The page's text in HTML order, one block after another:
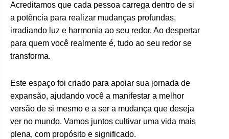
Acreditamos que cada pessoa carrega dentro de si
a potência para realizar mudanças profundas,
irradiando luz e harmonia ao seu redor. Ao despertar
para quem você realmente é, tudo ao seu redor se
transforma.
Este espaço foi criado para apoiar sua jornada de
expansão, ajudando você a manifestar a melhor
versão de si mesmo e a ser a mudança que deseja
ver no mundo. Vamos juntos cultivar uma vida mais
plena, com propósito e significado.